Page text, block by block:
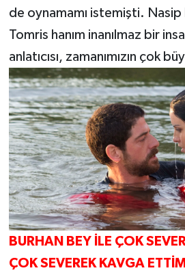
de oynamamı istemişti. Nasip
Tomris hanım inanılmaz bir
anlatıcısı, zamanımızın çok
BURHAN BEY İLE ÇOK
ÇOK SEVEREK KAVGA